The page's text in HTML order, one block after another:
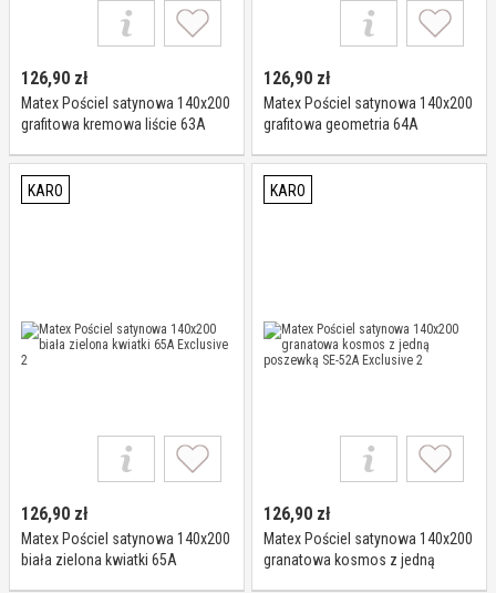
126,90 zł
Matex Pościel satynowa 140x200
grafitowa kremowa liście 63A
126,90 zł
Matex Pościel satynowa 140x200
grafitowa geometria 64A
KARO
126,90 zł
Matex Pościel satynowa 140x200
biała zielona kwiatki 65A
KARO
126,90 zł
Matex Pościel satynowa 140x200
granatowa kosmos z jedną